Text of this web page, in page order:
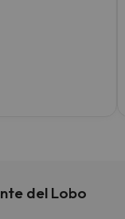
del Lobo